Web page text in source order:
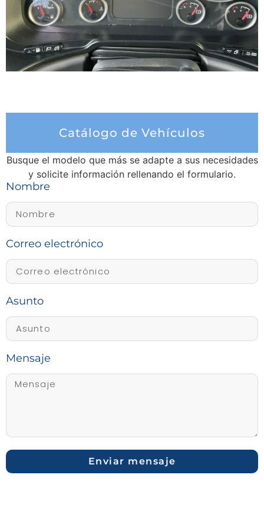
Catálogo de Vehículos
Busque el modelo que más se adapte a sus necesidades
y solicite información rellenando el formulario.
Nombre
Correo electrónico
Asunto
Mensaje
Enviar mensaje